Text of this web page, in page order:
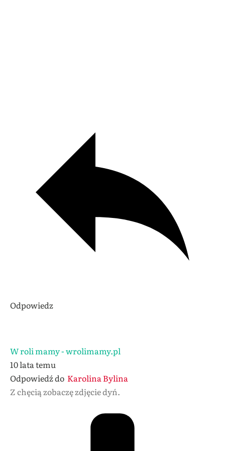
Odpowiedz
W roli mamy - wrolimamy.pl
10 lata temu
Odpowiedź do Karolina Bylina
Z chęcią zobaczę zdjęcie dyń.